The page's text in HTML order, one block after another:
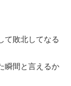
て敗北してなる
瞬間と言えるか